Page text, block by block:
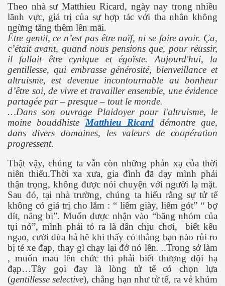
Theo nhà sư Matthieu Ricard, ngày nay trong nhiều
lãnh vực, giá trị của sự hợp tác với tha nhân không
ngừng tăng thêm lên mãi.
Être gentil, ce n’est pas être naïf, ni se faire avoir. Ça,
c’était avant, quand nous pensions que, pour réussir,
il fallait être cynique et égoïste. Aujourd'hui, la
gentillesse, qui embrasse générosité, bienveillance et
altruisme, est devenue incontournable au bonheur
d’être soi, de vivre et travailler ensemble, une évidence
partagée par – presque – tout le monde.
…Dans son ouvrage Plaidoyer pour l'altruisme, le
moine bouddhiste Matthieu Ricard démontre que,
dans divers domaines, les valeurs de coopération
progressent.
Thật vậy, chúng ta vẫn còn những phản xạ của thời
niên thiếu.Thời xa xưa, gia đình đã dạy mình phải
thận trọng, không được nói chuyện với người lạ mặt.
Sau đó, tại nhà trường, chúng ta hiểu rằng sự tử tế
không có giá trị cho lắm : “ liếm giày, liếm gót” “ bợ
đít, nâng bi”. Muốn được nhận vào “băng nhóm của
tụi nó”, mình phải tỏ ra là dân chịu chơi,
biết kêu
ngạo, cười đùa hả hê khi thấy có thằng bạn nào rủi ro
bị té xe đạp, thay gì chạy lại đở nó lên. ..Trong sở làm
, muốn mau lên chức thì phải biết thượng đội hạ
đạp…Tây gọi đay là lòng tử tế có chọn lựa
(gentillesse selective), chẳng hạn như tử tế, ra vẻ khúm
... P2